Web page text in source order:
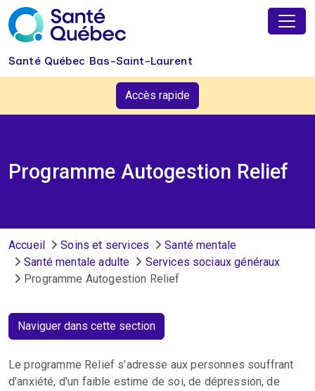
Aller au contenu principal
Santé Québec Bas-Saint-Laurent
Accès rapide
Programme Autogestion Relief
Fil d'Ariane
Accueil Soins et services
Santé mentale
Santé mentale adulte
Services sociaux généraux
Programme Autogestion Relief
Naviguer dans cette section
Le programme Relief s’adresse aux personnes souffrant
d'anxiété, d'un faible estime de soi, de dépression, de